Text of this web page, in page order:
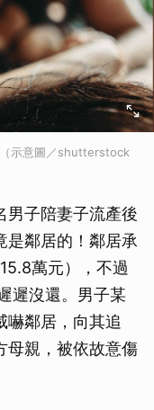
（示意圖／shutterstock
男子陪妻子流產後
是鄰居的！鄰居承
萬元），不過
遲沒還。男子某
嚇鄰居，向其追
母親，被依故意傷